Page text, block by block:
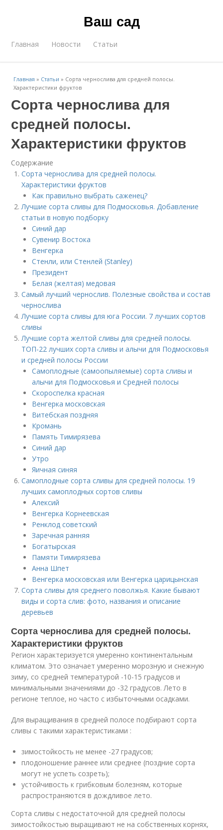
Ваш сад
Главная Новости Статьи
Главная » Статьи » Сорта чернослива для средней полосы.
Характеристики фруктов
Сорта чернослива для
средней полосы.
Характеристики фруктов
Содержание
Сорта чернослива для средней полосы.
Характеристики фруктов
Как правильно выбрать саженец?
Лучшие сорта сливы для Подмосковья. Добавление
статьи в новую подборку
Синий дар
Сувенир Востока
Венгерка
Стенли, или Стенлей (Stanley)
Президент
Белая (желтая) медовая
Самый лучший чернослив. Полезные свойства и состав
чернослива
Лучшие сорта сливы для юга России. 7 лучших сортов
сливы
Лучшие сорта желтой сливы для средней полосы.
ТОП-22 лучших сорта сливы и алычи для Подмосковья
и средней полосы России
Самоплодные (самоопыляемые) сорта сливы и
алычи для Подмосковья и Средней полосы
Скороспелка красная
Венгерка московская
Витебская поздняя
Кромань
Память Тимирязева
Синий дар
Утро
Яичная синяя
Самоплодные сорта сливы для средней полосы. 19
лучших самоплодных сортов сливы
Алексий
Венгерка Корнеевская
Ренклод советский
Заречная ранняя
Богатырская
Памяти Тимирязева
Анна Шпет
Венгерка московская или Венгерка царицынская
Сорта сливы для среднего поволжья. Какие бывают
виды и сорта слив: фото, названия и описание
деревьев
Сорта чернослива для средней полосы.
Характеристики фруктов
Регион характеризуется умеренно континентальным
климатом. Это означает умеренно морозную и снежную
зиму, со средней температурой -10-15 градусов и
минимальными значениями до -32 градусов. Лето в
регионе теплое, но часто с избыточными осадками.
Для выращивания в средней полосе подбирают сорта
сливы с такими характеристиками :
зимостойкость не менее -27 градусов;
плодоношение раннее или среднее (поздние сорта
могут не успеть созреть);
устойчивость к грибковым болезням, которые
распространяются в дождливое лето.
Сорта сливы с недостаточной для средней полосы
зимостойкостью выращивают не на собственных корнях,